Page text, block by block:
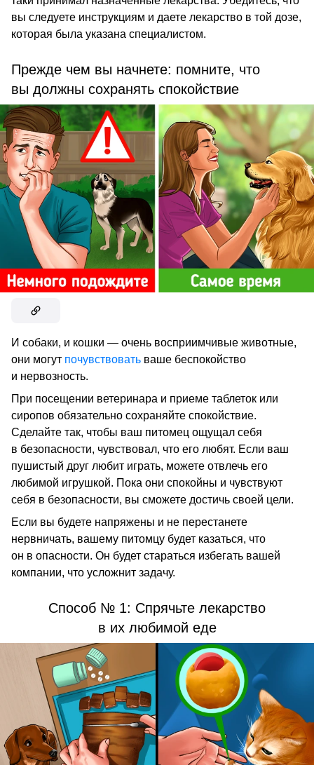
вы следуете инструкциям и даете лекарство в той дозе,
которая была указана специалистом.
Прежде чем вы начнете: помните, что
вы должны сохранять спокойствие
И собаки, и кошки — очень восприимчивые животные,
они могут почувствовать ваше беспокойство
и нервозность.
При посещении ветеринара и приеме таблеток или
сиропов обязательно сохраняйте спокойствие.
Сделайте так, чтобы ваш питомец ощущал себя
в безопасности, чувствовал, что его любят. Если ваш
пушистый друг любит играть, можете отвлечь его
любимой игрушкой. Пока они спокойны и чувствуют
себя в безопасности, вы сможете достичь своей цели.
Если вы будете напряжены и не перестанете
нервничать, вашему питомцу будет казаться, что
он в опасности. Он будет стараться избегать вашей
компании, что усложнит задачу.
Способ № 1: Спрячьте лекарство
в их любимой еде